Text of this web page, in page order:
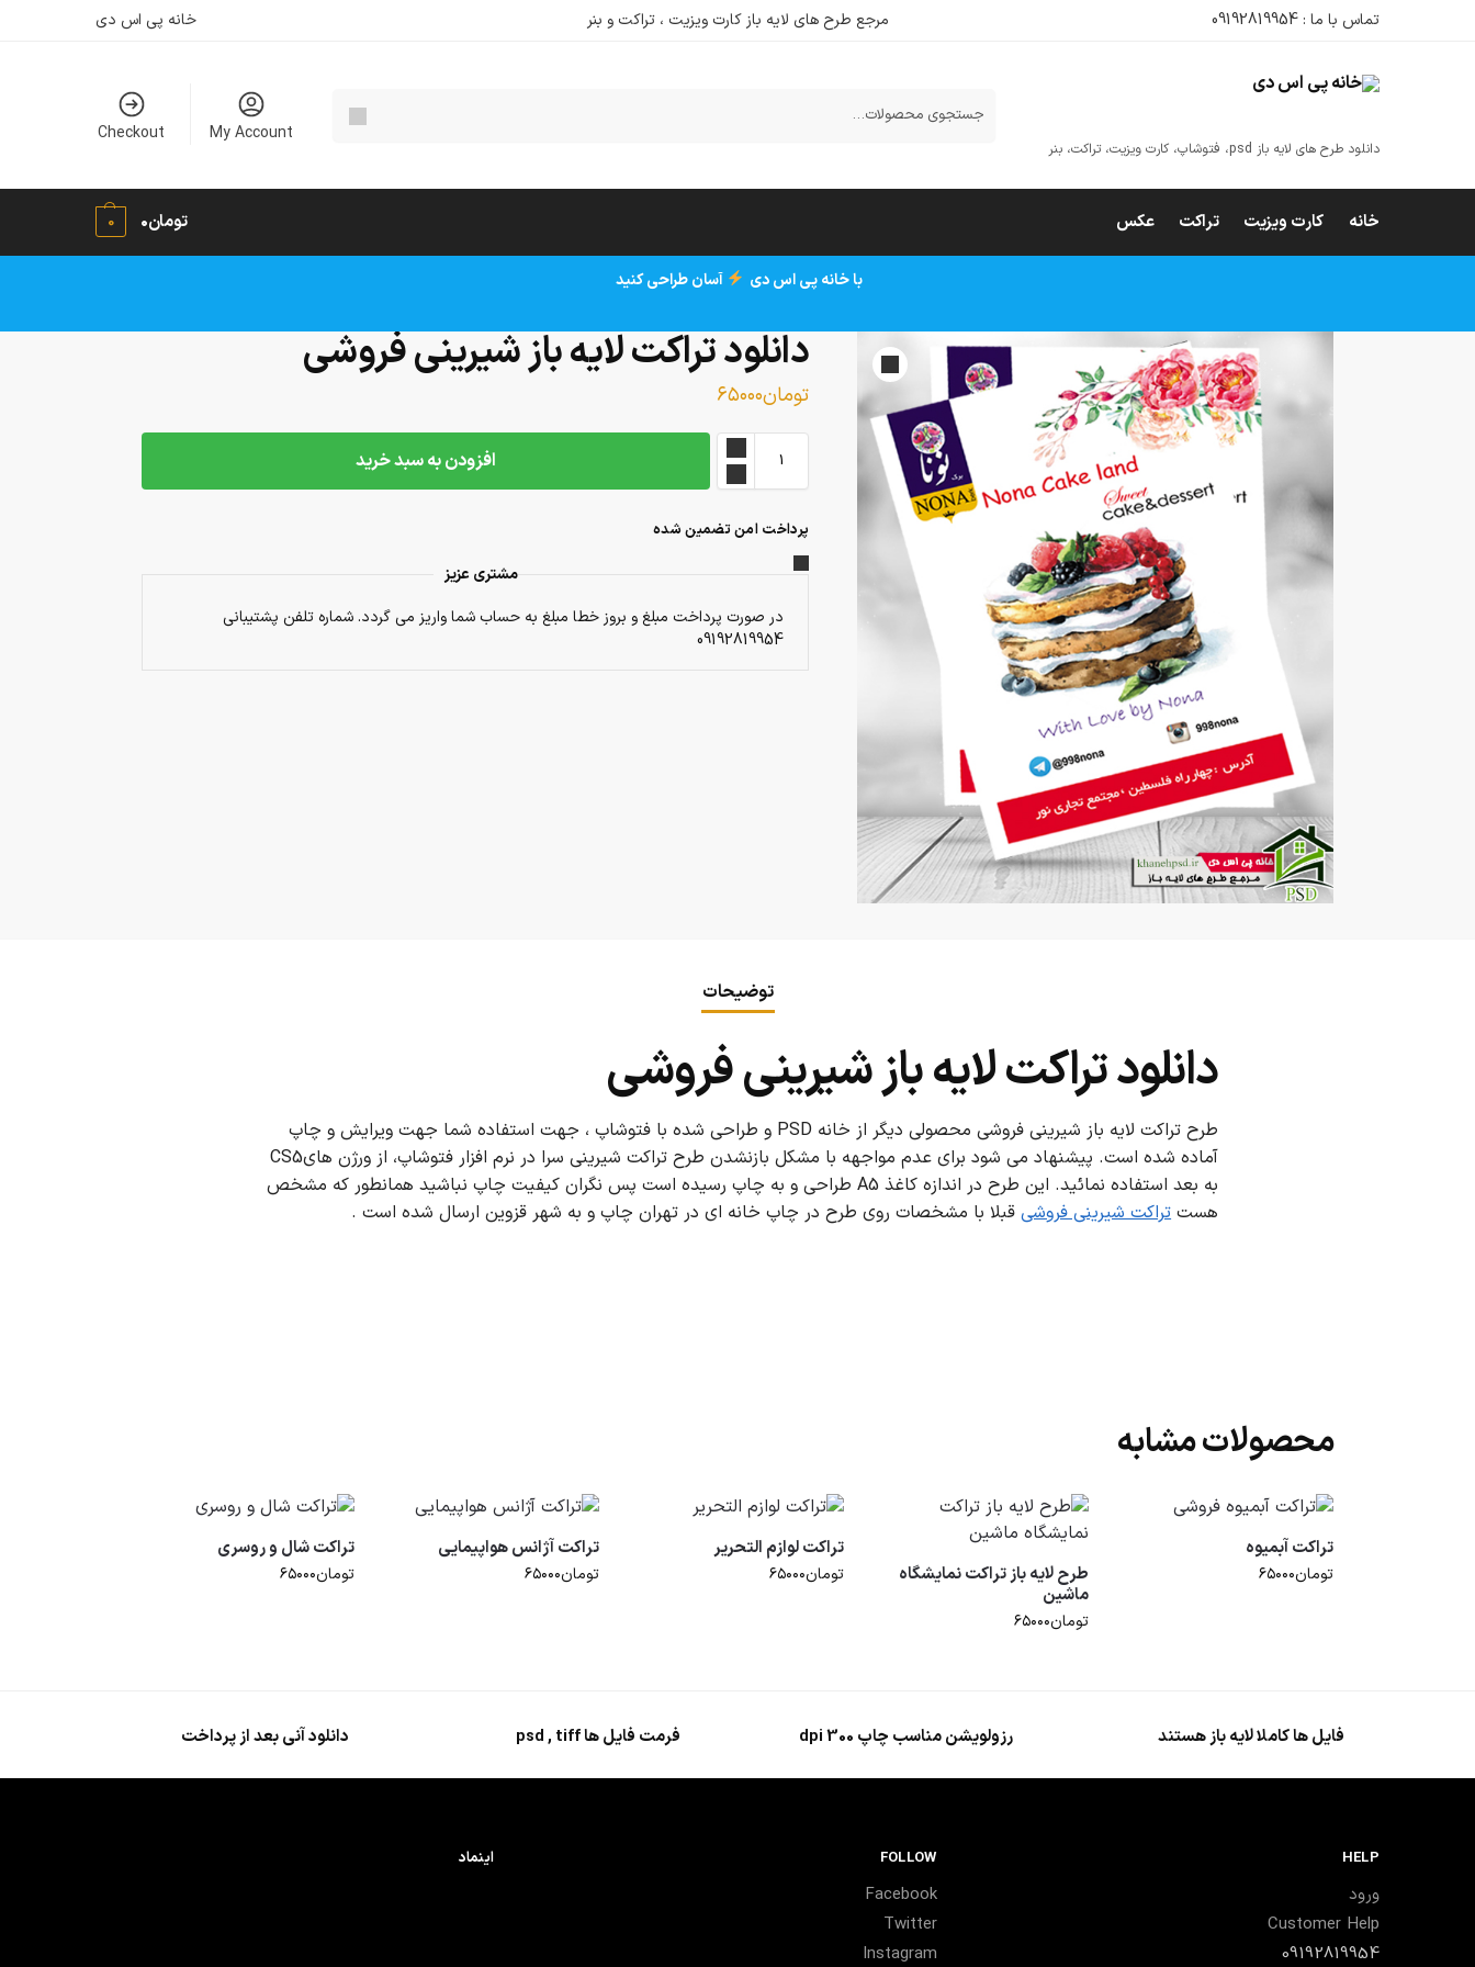
تماس با ما : 09192819954 مرجع طرح های لایه باز کارت ویزیت ، تراکت و بنر خانه پی اس دی
دانلود طرح های لایه باز psd، فتوشاپ، کارت ویزیت، تراکت، بنر
My Account
Checkout
خانه کارت ویزیت تراکت عکس تومان۰ 0
با خانه پی اس دی آسان طراحی کنید
دانلود تراکت لایه باز شیرینی فروشی
تومان۶۵۰۰۰
افزودن به سبد خرید
پرداخت امن تضمین شده
مشتری عزیز
در صورت پرداخت مبلغ و بروز خطا مبلغ به حساب شما واریز می گردد. شماره تلفن پشتیبانی
09192819954
توضیحات
دانلود تراکت لایه باز شیرینی فروشی
طرح تراکت لایه باز شیرینی فروشی محصولی دیگر از خانه PSD و طراحی شده با فتوشاپ ، جهت استفاده شما جهت ویرایش و چاپ
آماده شده است. پیشنهاد می شود برای عدم مواجهه با مشکل بازنشدن طرح تراکت شیرینی سرا در نرم افزار فتوشاپ، از ورژن هایCS5
به بعد استفاده نمائید. این طرح در اندازه کاغذ A5 طراحی و به چاپ رسیده است پس نگران کیفیت چاپ نباشید همانطور که مشخص
هستتراکت شیرینی فروشیقبلا با مشخصات روی طرح در چاپ خانه ای در تهران چاپ و به شهر قزوین ارسال شده است .
محصولات مشابه
تراکت آبمیوه
تومان۶۵۰۰۰
طرح لایه باز تراکت نمایشگاه
ماشین
تومان۶۵۰۰۰
تراکت لوازم التحریر
تومان۶۵۰۰۰
تراکت آژانس هواپیمایی
تومان۶۵۰۰۰
تراکت شال و روسری
تومان۶۵۰۰۰
فایل ها کاملا لایه باز هستند رزولویشن مناسب چاپ 300 dpi فرمت فایل ها psd , tiff دانلود آنی بعد از پرداخت
HELP
ورود
Customer Help
09192819954
FOLLOW
Facebook
Twitter
Instagram
اینماد